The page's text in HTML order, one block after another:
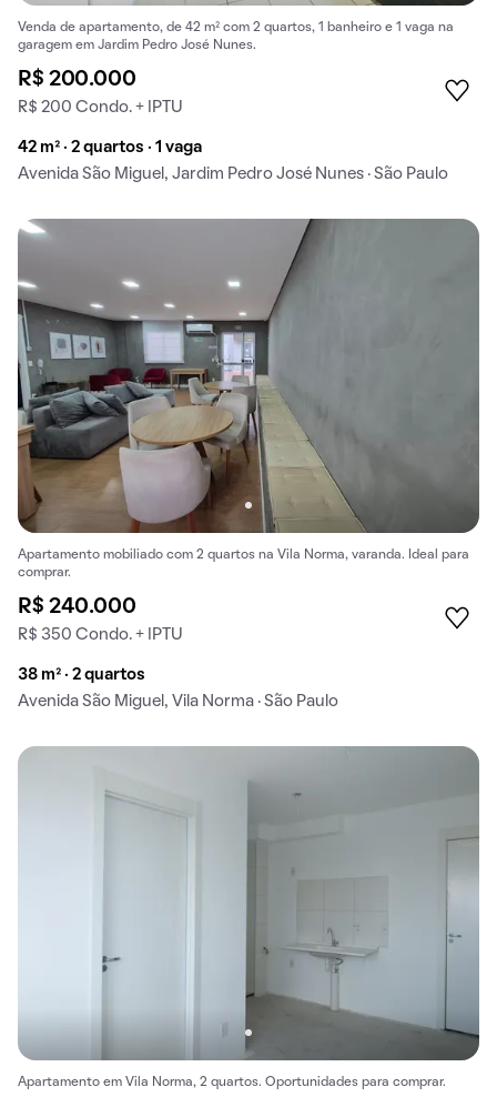
Venda de apartamento, de 42 m² com 2 quartos, 1 banheiro e 1 vaga na
garagem em Jardim Pedro José Nunes.
R$ 200.000
R$ 200 Condo. + IPTU
42 m² · 2 quartos · 1 vaga
Avenida São Miguel, Jardim Pedro José Nunes · São Paulo
Apartamento mobiliado com 2 quartos na Vila Norma, varanda. Ideal para
comprar.
R$ 240.000
R$ 350 Condo. + IPTU
38 m² · 2 quartos
Avenida São Miguel, Vila Norma · São Paulo
Apartamento em Vila Norma, 2 quartos. Oportunidades para comprar.